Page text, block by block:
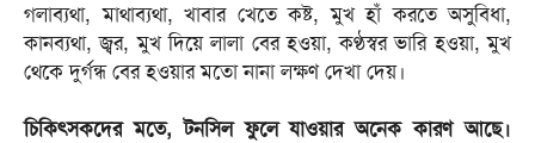
গলাব্যথা, মাথাব্যথা, খাবার খেতে কষ্ট, মুখ হাঁ করতে অসুবিধা,
কানব্যথা, জ্বর, মুখ দিয়ে লালা বের হওয়া, কণ্ঠস্বর ভারি হওয়া, মুখ
থেকে দুর্গন্ধ বের হওয়ার মতো নানা লক্ষণ দেখা দেয়।
চিকিৎসকদের মতে, টনসিল ফুলে যাওয়ার অনেক কারণ আছে।